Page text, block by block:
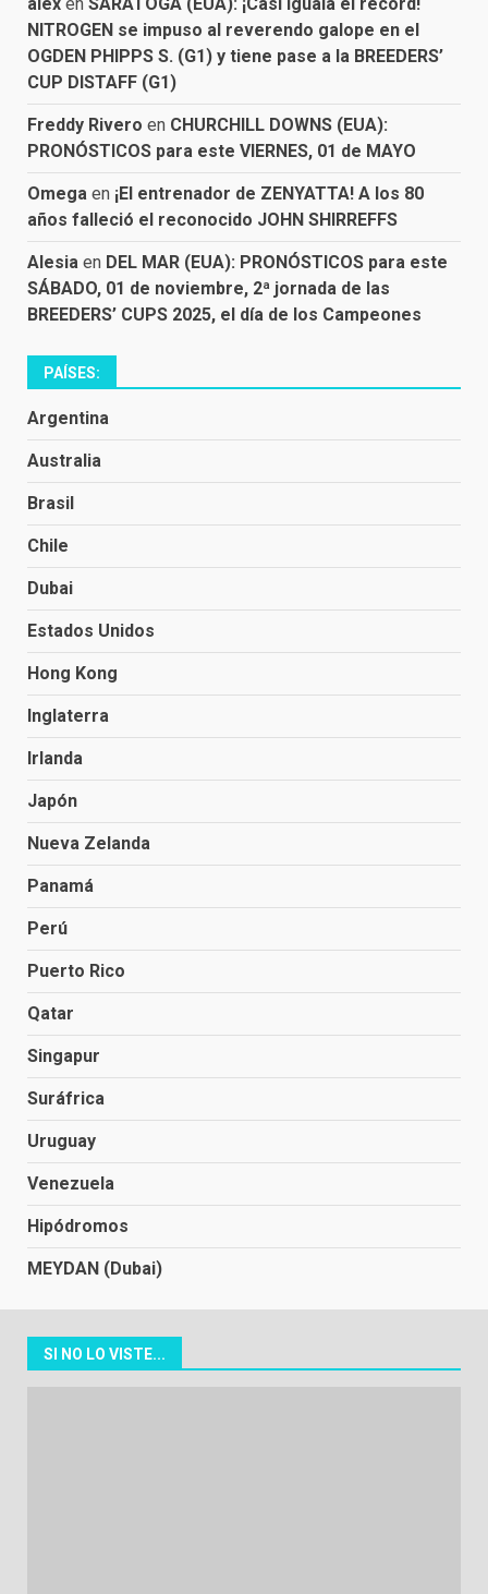
NITROGEN se impuso al reverendo galope en el
OGDEN PHIPPS S. (G1) y tiene pase a la BREEDERS’
CUP DISTAFF (G1)
Freddy Rivero en CHURCHILL DOWNS (EUA):
PRONÓSTICOS para este VIERNES, 01 de MAYO
Omega en ¡El entrenador de ZENYATTA! A los 80
años falleció el reconocido JOHN SHIRREFFS
Alesia en DEL MAR (EUA): PRONÓSTICOS para este
SÁBADO, 01 de noviembre, 2ª jornada de las
BREEDERS’ CUPS 2025, el día de los Campeones
PAÍSES:
Argentina
Australia
Brasil
Chile
Dubai
Estados Unidos
Hong Kong
Inglaterra
Irlanda
Japón
Nueva Zelanda
Panamá
Perú
Puerto Rico
Qatar
Singapur
Suráfrica
Uruguay
Venezuela
Hipódromos
MEYDAN (Dubai)
SI NO LO VISTE...